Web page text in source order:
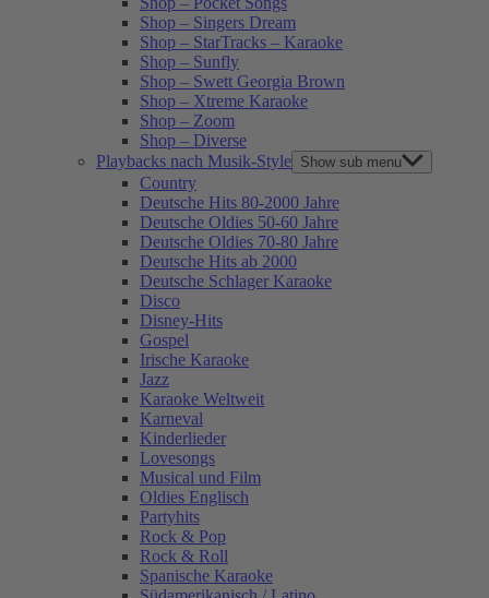
Shop – Singers Dream
Shop – StarTracks – Karaoke
Shop – Sunfly
Shop – Swett Georgia Brown
Shop – Xtreme Karaoke
Shop – Zoom
Shop – Diverse
Playbacks nach Musik-Style Show sub menu
Country
Deutsche Hits 80-2000 Jahre
Deutsche Oldies 50-60 Jahre
Deutsche Oldies 70-80 Jahre
Deutsche Hits ab 2000
Deutsche Schlager Karaoke
Disco
Disney-Hits
Gospel
Irische Karaoke
Jazz
Karaoke Weltweit
Karneval
Kinderlieder
Lovesongs
Musical und Film
Oldies Englisch
Partyhits
Rock & Pop
Rock & Roll
Spanische Karaoke